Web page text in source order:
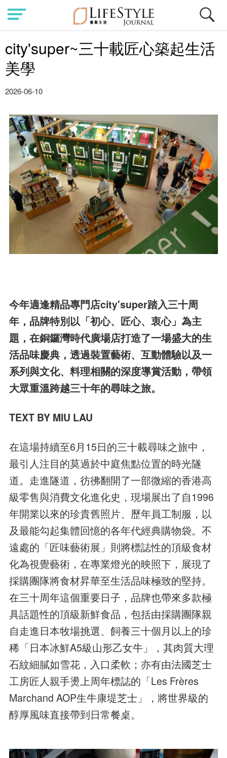
city'super~三十載匠心築起生活
美學
2026-06-10
今年適逢精品專門店city'super踏入三十周
年，品牌特別以「初心、匠心、衷心」為主
題，在銅鑼灣時代廣場店打造了一場盛大的生
活品味慶典，透過裝置藝術、互動體驗以及一
系列與文化、料理相關的深度導賞活動，帶領
大眾重溫跨越三十年的尋味之旅。
TEXT BY MIU LAU
在這場持續至6月15日的三十載尋味之旅中，
最引人注目的莫過於中庭焦點位置的時光隧
道。走進隧道，彷彿翻開了一部微縮的香港高
級零售與消費文化進化史，現場展出了自1996
年開業以來的珍貴舊照片、歷年員工制服，以
及最能勾起集體回憶的各年代經典購物袋。不
遠處的「匠味藝術展」則將標誌性的頂級食材
化為視覺藝術，在專業燈光的映照下，展現了
採購團隊將食材昇華至生活品味極致的堅持。
在三十周年這個重要日子，品牌也帶來多款極
具話題性的頂級新鮮食品，包括由採購團隊親
自走進日本牧場挑選、飼養三十個月以上的珍
稀「日本冰鮮A5級山形乙女牛」，其肉質大理
石紋細膩如雪花，入口柔軟；亦有由法國芝士
工房匠人親手燙上周年標誌的「Les Frères
Marchand AOP生牛康堤芝士」，將世界級的
醇厚風味直接帶到日常餐桌。